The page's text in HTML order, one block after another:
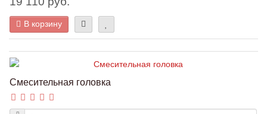
В корзину
Смесительная головка